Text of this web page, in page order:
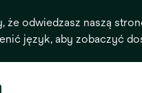
że odwiedzasz naszą
język, aby zobaczyć